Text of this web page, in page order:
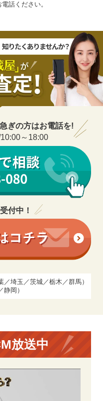
話ください。
ぎの方はお電話を!
～18:00
付中！
埼玉／茨城／栃木／群馬）
岡）
放送中